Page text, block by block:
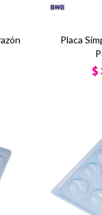
Placa
$